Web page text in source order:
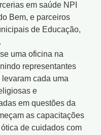
em saúde NPI
Bem, e parceiros
de Educação,
uma oficina na
representantes
cada uma
e
em questões da
as capacitações
de cuidados com